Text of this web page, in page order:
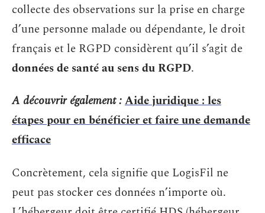
collecte des observations sur la prise en charge
d’une personne malade ou dépendante, le droit
français et le RGPD considèrent qu’il s’agit de
données de santé au sens du RGPD.
A découvrir également :Aide juridique : les
étapes pour en bénéficier et faire une demande
efficace
Concrètement, cela signifie que LogisFil ne
peut pas stocker ces données n’importe où.